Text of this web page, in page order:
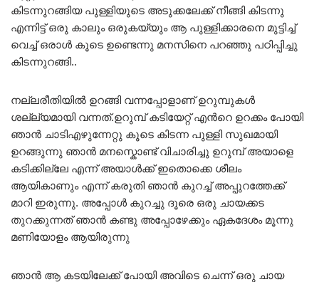
കിടന്നുറങ്ങിയ പുള്ളിയുടെ അടുക്കലേക്ക് നീങ്ങി കിടന്നു
എന്നിട്ട് ഒരു കാലും ഒരുകയ്യും ആ പുള്ളിക്കാരനെ മുട്ടിച്ച്
വെച്ച് ഒരാള്‍ കൂടെ ഉണ്ടെന്നു മനസിനെ പറഞ്ഞു പഠിപ്പിച്ചു
കിടന്നുറങ്ങി..
നല്ലരീതിയില്‍ ഉറങ്ങി വന്നപ്പോളാണ് ഉറുമ്പുകള്‍
ശല്ല്യമായി വന്നത്.ഉറുമ്പ് കടിയേറ്റ് എന്‍റെ ഉറക്കം പോയി
ഞാന്‍ ചാടിഎഴുന്നേറ്റു കൂടെ കിടന്ന പുള്ളി സുഖമായി
ഉറങ്ങുന്നു ഞാന്‍ മനസ്കൊണ്ട് വിചാരിച്ചു ഉറുമ്പ് അയാളെ
കടിക്കില്ലേ എന്ന് അയാള്‍ക്ക് ഇതൊക്കെ ശീലം
ആയികാണും എന്ന് കരുതി ഞാന്‍ കുറച്ച് അപ്പുറത്തേക്ക്
മാറി ഇരുന്നു. അപ്പോള്‍ കുറച്ചു ദൂരെ ഒരു ചായക്കട
തുറക്കുന്നത് ഞാന്‍ കണ്ടു അപ്പോഴേക്കും ഏകദേശം മൂന്നു
മണിയോളം ആയിരുന്നു
ഞാന്‍ ആ കടയിലേക്ക് പോയി അവിടെ ചെന്ന് ഒരു ചായ